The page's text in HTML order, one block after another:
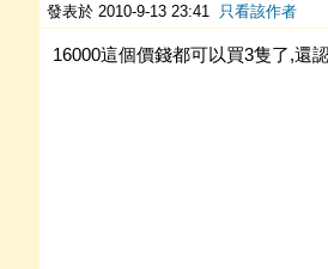
發表於 2010-9-13 23:41 只看該作者
16000這個價錢都可以買3隻了,還